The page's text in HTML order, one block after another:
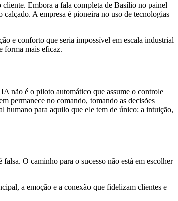
Embora a fala completa de Basílio no painel
A empresa é pioneira no uso de tecnologias
e conforto que seria impossível em escala industrial
forma mais eficaz.
não é o piloto automático que assume o controle
permanece no comando, tomando as decisões
humano para aquilo que ele tem de único: a intuição,
O caminho para o sucesso não está em escolher
a emoção e a conexão que fidelizam clientes e